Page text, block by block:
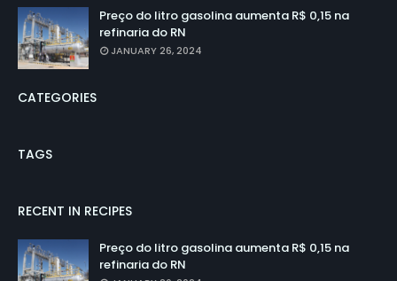
Preço do litro gasolina aumenta R$ 0,15 na
refinaria do RN
JANUARY 26, 2024
CATEGORIES
TAGS
RECENT IN RECIPES
Preço do litro gasolina aumenta R$ 0,15 na
refinaria do RN